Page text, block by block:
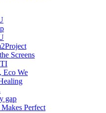
Screens
Eco We
gap
Perfect